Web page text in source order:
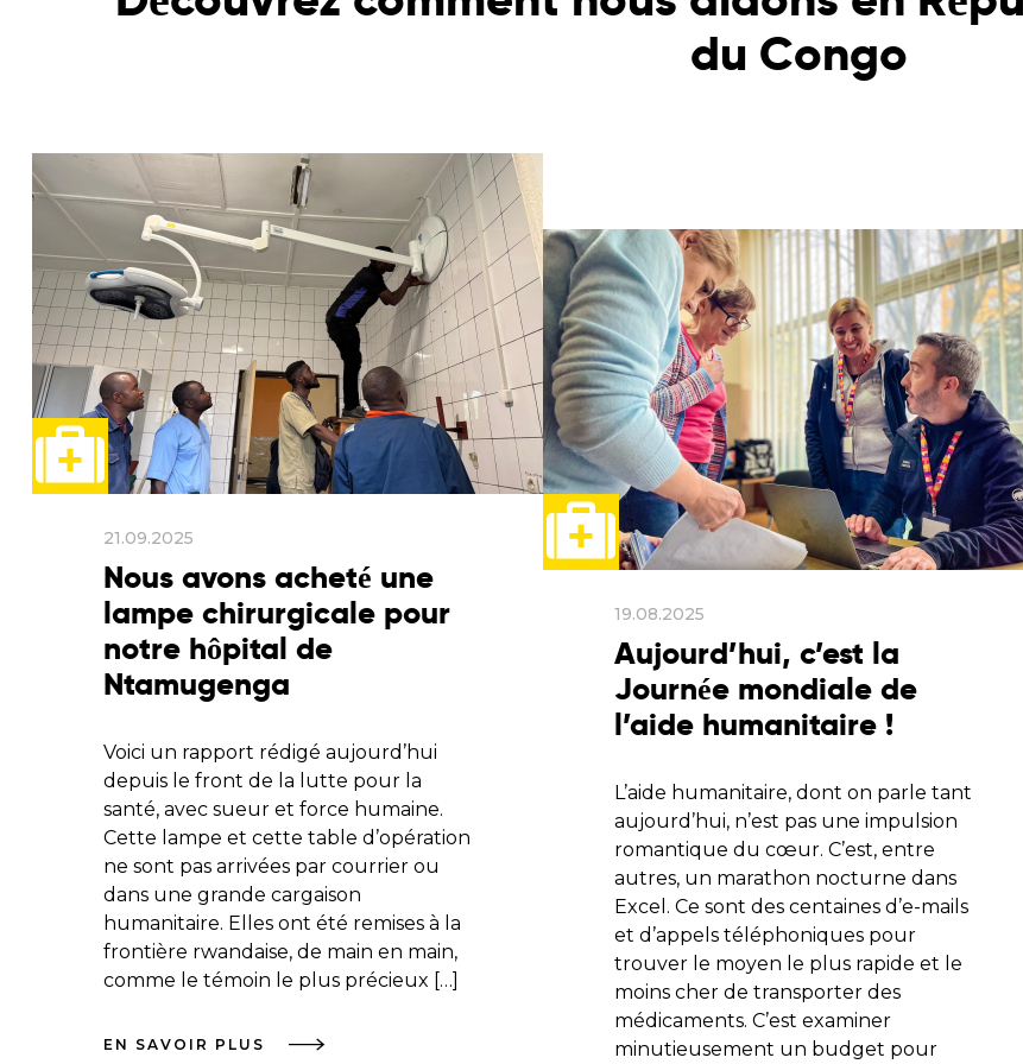
du Congo
21.09.2025
Nous avons acheté une
lampe chirurgicale pour
notre hôpital de
Ntamugenga
Voici un rapport rédigé aujourd’hui
depuis le front de la lutte pour la
santé, avec sueur et force humaine.
Cette lampe et cette table d’opération
ne sont pas arrivées par courrier ou
dans une grande cargaison
humanitaire. Elles ont été remises à la
frontière rwandaise, de main en main,
comme le témoin le plus précieux […]
EN SAVOIR PLUS
19.08.2025
Aujourd’hui, c’est la
Journée mondiale de
l’aide humanitaire !
L’aide humanitaire, dont on parle tant
aujourd’hui, n’est pas une impulsion
romantique du cœur. C’est, entre
autres, un marathon nocturne dans
Excel. Ce sont des centaines d’e-mails
et d’appels téléphoniques pour
trouver le moyen le plus rapide et le
moins cher de transporter des
médicaments. C’est examiner
minutieusement un budget pour